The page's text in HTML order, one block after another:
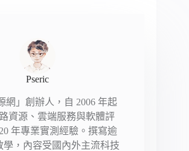
Pseric
網」創辦人，自 2006 年起
資源、雲端服務與軟體評
年專業實測經驗。撰寫逾
學，內容受國內外主流科技